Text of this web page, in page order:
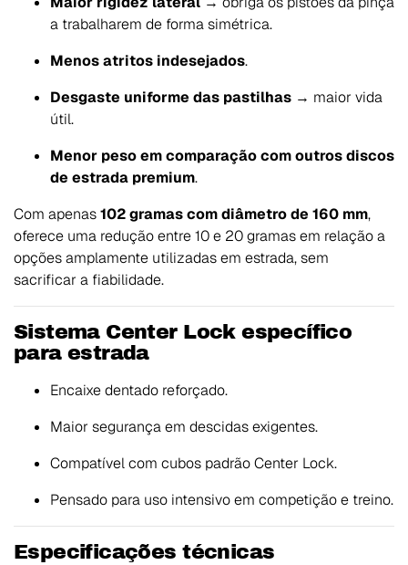
a trabalharem de forma simétrica.
Menos atritos indesejados.
Desgaste uniforme das pastilhas → maior vida
útil.
Menor peso em comparação com outros discos
de estrada premium.
Com apenas102 gramas com diâmetro de 160 mm,
oferece uma redução entre 10 e 20 gramas em relação a
opções amplamente utilizadas em estrada, sem
sacrificar a fiabilidade.
Sistema Center Lock específico
para estrada
Encaixe dentado reforçado.
Maior segurança em descidas exigentes.
Compatível com cubos padrão Center Lock.
Pensado para uso intensivo em competição e treino.
Especificações técnicas